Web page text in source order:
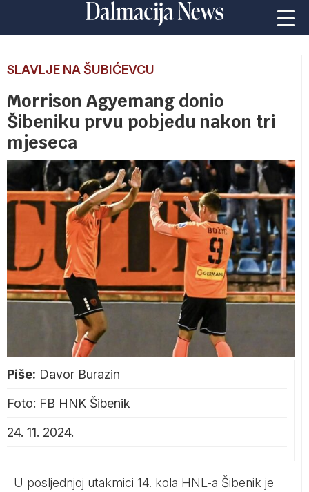
SLAVLJE NA ŠUBIĆEVCU
Morrison Agyemang donio
Šibeniku prvu pobjedu nakon tri
mjeseca
Piše: Davor Burazin
Foto: FB HNK Šibenik
24. 11. 2024.
U posljednjoj utakmici 14. kola HNL-a Šibenik je